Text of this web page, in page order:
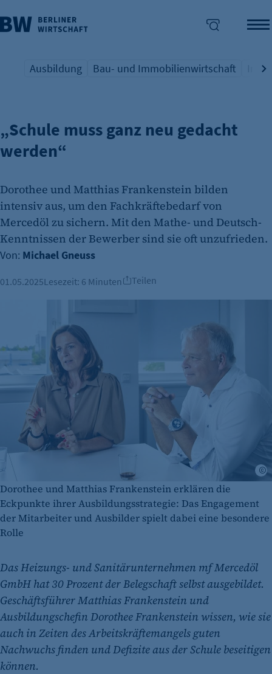
überspringen
Übersicht Schlagwort
Ausbildung
Übersicht Schlagwort
Bau- und Immobilienwirtschaft
UNTERNEHMER ZU BILDUNGSDEFIZITEN
„Schule muss ganz neu gedacht
werden“
Dorothee und Matthias Frankenstein bilden
intensiv aus, um den Fachkräftebedarf von
Mercedöl zu sichern. Mit den Mathe- und Deutsch-
Kenntnissen der Bewerber sind sie oft unzufrieden.
Von: Michael Gneuss
01.05.2025Lesezeit: 6 Minuten Teilen
Dorothee und Matthias Frankenstein erklären die
Eckpunkte ihrer Ausbildungsstrategie: Das Engagement
der Mitarbeiter und Ausbilder spielt dabei eine besondere
Rolle
Das Heizungs- und Sanitärunternehmen mf Mercedöl
GmbH hat 30 Prozent der Belegschaft selbst ausgebildet.
Geschäftsführer Matthias Frankenstein und
Ausbildungschefin Dorothee Frankenstein wissen, wie sie
auch in Zeiten des Arbeitskräftemangels guten
Nachwuchs finden und Defizite aus der Schule beseitigen
können.